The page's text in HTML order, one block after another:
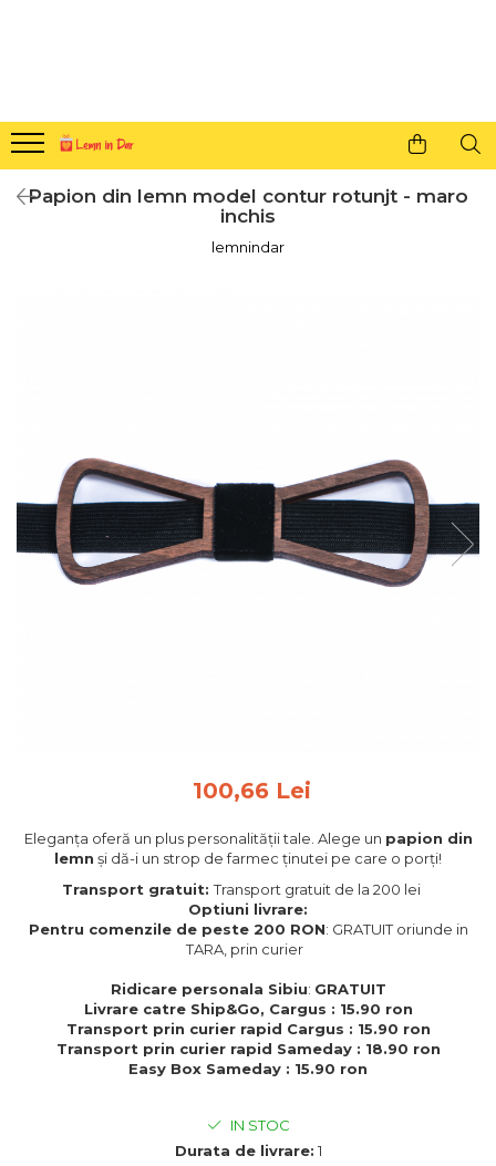
Agende din lemn
Agende 10x10
Semne de carte
Cercei din lemn
Feng Shui
Tablouri personalizate
IQ Puzzle
Aromaterapie
Papioane din lemn
Decoratiuni pentru casa
Genti si portofele barbati din
Cadouri de Paste
Produse personalizate pentru
nunti si botezuri
Cadouri personalizate pentru
Papion din lemn model contur rotunjt - maro
inchis
lemnindar
100,66 Lei
Eleganța oferă un plus personalității tale. Alege un papion din
lemn și dă-i un strop de farmec ținutei pe care o porți!
Transport gratuit:Transport gratuit de la 200 lei
Optiuni livrare:
Pentru comenzile de peste 200 RON: GRATUIT oriunde in
TARA, prin curier
Ridicare personala Sibiu: GRATUIT
Livrare catre Ship&Go, Cargus : 15.90 ron
Transport prin curier rapid Cargus : 15.90 ron
Transport prin curier rapid Sameday : 18.90 ron
Easy Box Sameday : 15.90 ron
IN STOC
Durata de livrare: 1